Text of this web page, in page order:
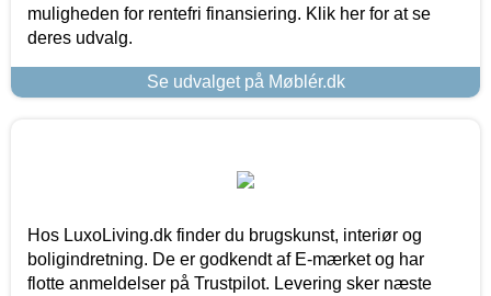
muligheden for rentefri finansiering. Klik her for at se
deres udvalg.
Se udvalget på Møblér.dk
Hos LuxoLiving.dk finder du brugskunst, interiør og
boligindretning. De er godkendt af E-mærket og har
flotte anmeldelser på Trustpilot. Levering sker næste